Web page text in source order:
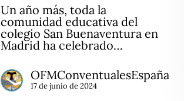
Un año más, toda la
comunidad educativa del
colegio San Buenaventura en
Madrid ha celebrado…
OFMConventualesEspaña
17 de junio de 2024